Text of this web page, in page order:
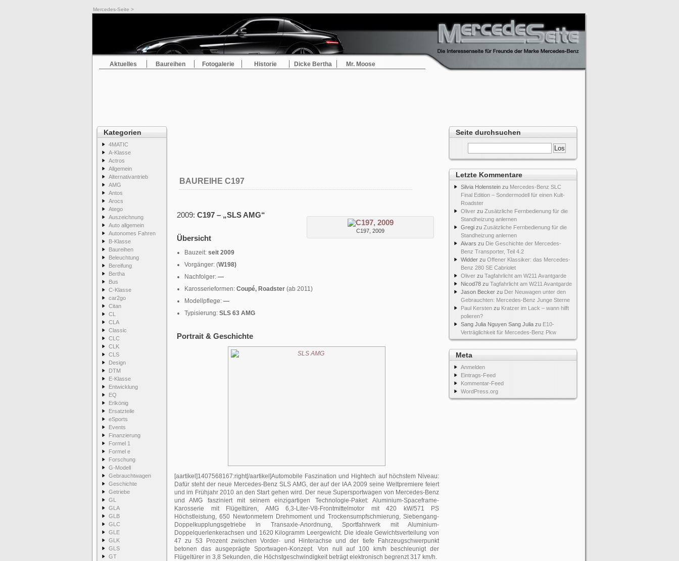
Mercedes-Seite >
Aktuelles Baureihen Fotogalerie Historie Dicke Bertha Mr. Moose
Kategorien
4MATIC
A-Klasse
Actros
Allgemein
Alternativantrieb
AMG
Antos
Arocs
Atego
Auszeichnung
Auto allgemein
Autonomes Fahren
B-Klasse
Baureihen
Beleuchtung
Bereifung
Bertha
Bus
C-Klasse
car2go
Citan
CL
CLA
Classic
CLC
CLK
CLS
Design
DTM
E-Klasse
Entwicklung
EQ
Erlkönig
Ersatzteile
eSports
Events
Finanzierung
Formel 1
Formel e
Forschung
G-Modell
Gebrauchtwagen
Geschichte
Getriebe
GL
GLA
GLB
GLC
GLE
GLK
GLS
GT
Seite durchsuchen
Letzte Kommentare
Silvia Holenstein zu Mercedes-Benz SLC
Final Edition – Sondermodell für einen Kult-
Roadster
Oliver zu Zusätzliche Fernbedienung für die
Standheizung anlernen
Gregi zu Zusätzliche Fernbedienung für die
Standheizung anlernen
Aivars zu Die Geschichte der Mercedes-
Benz Transporter, Teil 4.2
Widder zu Offener Klassiker: das Mercedes-
Benz 280 SE Cabriolet
Oliver zu Tagfahrlicht am W211 Avantgarde
Nicod78 zu Tagfahrlicht am W211 Avantgarde
Jason Becker zu Der Neuwagen unter den
Gebrauchten: Mercedes-Benz Junge Sterne
Paul Kersten zu Kratzer im Lack – wann hilft
polieren?
Sang Julia Nguyen Sang Julia zu E10-
Verträglichkeit für Mercedes-Benz Pkw
Meta
Anmelden
Eintrags-Feed
Kommentar-Feed
WordPress.org
BAUREIHE C197
C197, 2009
2009: C197 – „SLS AMG“
Übersicht
Bauzeit: seit 2009
Vorgänger: (W198)
Nachfolger: —
Karosserieformen: Coupé, Roadster (ab 2011)
Modellpflege: —
Typisierung: SLS 63 AMG
Portrait & Geschichte
[aartikel]1407568167:right[/aartikel]Automobile Faszination und Hightech auf höchstem Niveau:
Dafür steht der neue Mercedes-Benz SLS AMG, der auf der IAA 2009 seine Weltpremiere feiert
und im Frühjahr 2010 an den Start gehen wird. Der neue Supersportwagen von Mercedes-Benz
und AMG fasziniert mit seinem einzigartigen Technologie-Paket: Aluminium-Spaceframe-
Karosserie mit Flügeltüren, AMG 6,3-Liter-V8-Frontmittelmotor mit 420 kW/571 PS
Höchstleistung, 650 Newtonmetern Drehmoment und Trockensumpfschmierung, Siebengang-
Doppelkupplungsgetriebe in Transaxle-Anordnung, Sportfahrwerk mit Aluminium-
Doppelquerlenkerachsen und 1620 Kilogramm Leergewicht. Die ideale Gewichtsverteilung von
47 zu 53 Prozent zwischen Vorder- und Hinterachse und der tiefe Fahrzeugschwerpunkt
betonen das ausgeprägte Sportwagen-Konzept. Von null auf 100 km/h beschleunigt der
Flügeltürer in 3,8 Sekunden, die Höchstgeschwindigkeit beträgt elektronisch begrenzt 317 km/h.